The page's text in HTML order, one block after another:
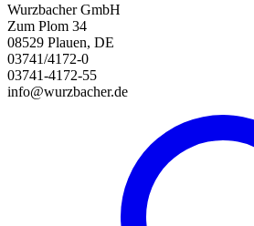
Wurzbacher GmbH
Zum Plom 34
08529 Plauen, DE
03741/4172-0
03741-4172-55
info@wurzbacher.de